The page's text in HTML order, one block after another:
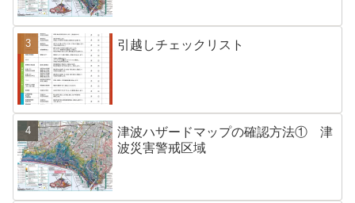
引越しチェックリスト
津波ハザードマップの確認方法① 津
波災害警戒区域